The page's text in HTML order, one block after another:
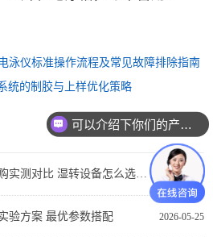
泳仪标准操作流程及常见故障排除指南
统的制胶与上样优化策略
2026-05-25
DYCZ-40G 转印电泳仪选购实测对比 湿转设备怎么选不踩坑
2026-05-25
验方案 最优参数搭配